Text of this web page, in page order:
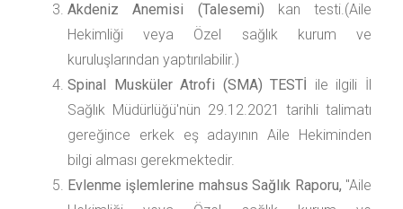
Akdeniz Anemisi (Talesemi) kan testi.(Aile
Hekimliği veya Özel sağlık kurum ve
kuruluşlarından yaptırılabilir.)
Spinal Musküler Atrofi (SMA) TESTİ ile ilgili İl
Sağlık Müdürlüğü'nün 29.12.2021 tarihli talimatı
gereğince erkek eş adayının Aile Hekiminden
bilgi alması gerekmektedir.
Evlenme işlemlerine mahsus Sağlık Raporu, "Aile